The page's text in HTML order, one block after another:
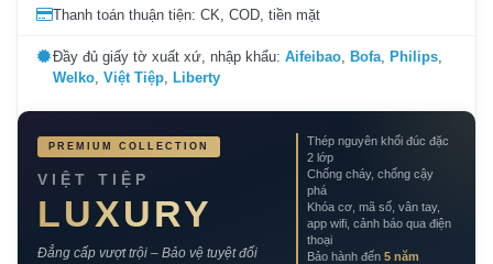
Thanh toán thuận tiện: CK, COD, tiền mặt
Đầy đủ giấy tờ xuất xứ, nhập khẩu: Aifeibao Bofa Philips
Welko Việt Tiệp Liberty
PREMIUM COLLECTION
VIỆT TIỆP
LUXURY
Đẳng cấp vượt trội – Bảo vệ tuyệt đối
Thép nguyên khối đúc đặc
2 lớp
Chống cháy, chống cậy
phá
Khóa cơ, mã số, vân tay,
app wifi, cảnh báo qua điện
thoại
Bảo hành đến 5 năm